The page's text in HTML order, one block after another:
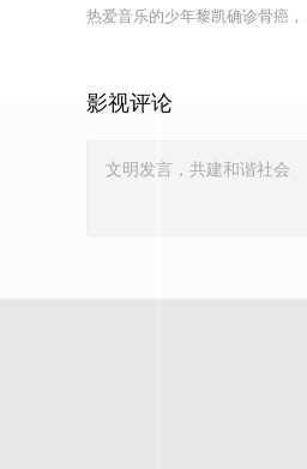
热爱音乐的少年黎凯确诊骨癌
影视评论